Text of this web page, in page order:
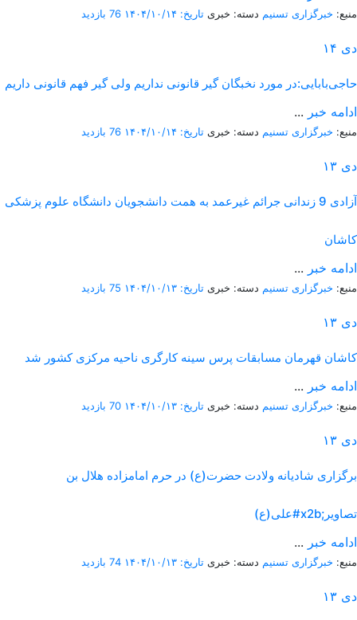
منبع: خبرگزاری تسنیم دسته: خبری تاریخ: ۱۴۰۴/۱۰/۱۴ 76 بازدید
۱۴ دی
حاجی‌بابایی:در مورد نخبگان گیر قانونی نداریم ولی گیر فهم قانونی داریم
... ادامه خبر
منبع: خبرگزاری تسنیم دسته: خبری تاریخ: ۱۴۰۴/۱۰/۱۴ 76 بازدید
۱۳ دی
آزادی 9 زندانی جرائم غیرعمد به همت دانشجویان دانشگاه علوم پزشکی
کاشان
... ادامه خبر
منبع: خبرگزاری تسنیم دسته: خبری تاریخ: ۱۴۰۴/۱۰/۱۳ 75 بازدید
۱۳ دی
کاشان قهرمان مسابقات پرس سینه کارگری ناحیه مرکزی کشور شد
... ادامه خبر
منبع: خبرگزاری تسنیم دسته: خبری تاریخ: ۱۴۰۴/۱۰/۱۳ 70 بازدید
۱۳ دی
برگزاری شادیانه ولادت حضرت(ع) در حرم امامزاده هلال بن
علی(ع)#x2b;تصاویر
... ادامه خبر
منبع: خبرگزاری تسنیم دسته: خبری تاریخ: ۱۴۰۴/۱۰/۱۳ 74 بازدید
۱۳ دی